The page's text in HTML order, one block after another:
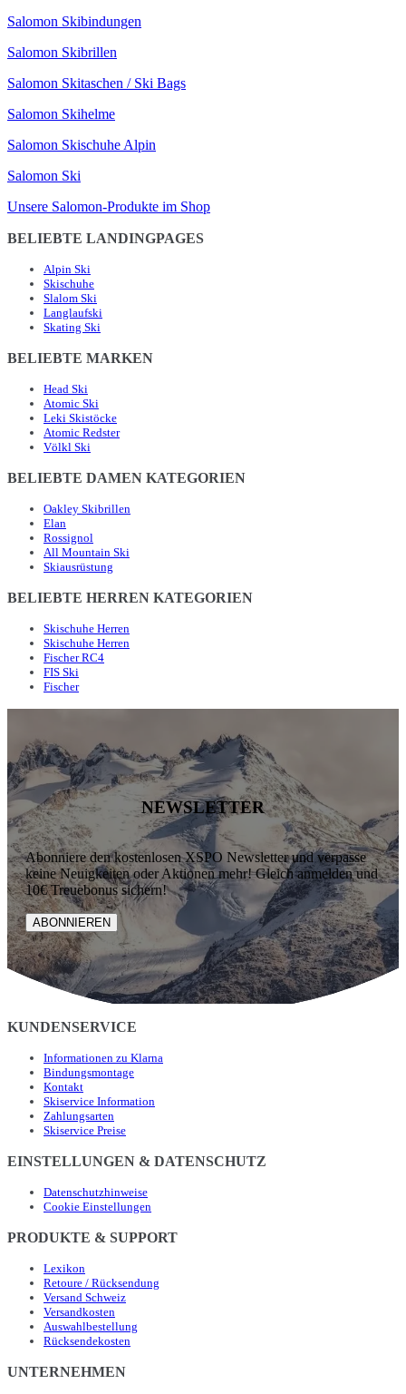
Salomon Skibindungen
Salomon Skibrillen
Salomon Skitaschen / Ski Bags
Salomon Skihelme
Salomon Skischuhe Alpin
Salomon Ski
Unsere Salomon-Produkte im Shop
BELIEBTE LANDINGPAGES
Alpin Ski
Skischuhe
Slalom Ski
Langlaufski
Skating Ski
BELIEBTE MARKEN
Head Ski
Atomic Ski
Leki Skistöcke
Atomic Redster
Völkl Ski
BELIEBTE DAMEN KATEGORIEN
Oakley Skibrillen
Elan
Rossignol
All Mountain Ski
Skiausrüstung
BELIEBTE HERREN KATEGORIEN
Skischuhe Herren
Skischuhe Herren
Fischer RC4
FIS Ski
Fischer
NEWSLETTER
Abonniere den kostenlosen XSPO Newsletter und verpasse
keine Neuigkeiten oder Aktionen mehr! Gleich anmelden und
10€ Treuebonus sichern!
ABONNIEREN
KUNDENSERVICE
Informationen zu Klarna
Bindungsmontage
Kontakt
Skiservice Information
Zahlungsarten
Skiservice Preise
EINSTELLUNGEN & DATENSCHUTZ
Datenschutzhinweise
Cookie Einstellungen
PRODUKTE & SUPPORT
Lexikon
Retoure / Rücksendung
Versand Schweiz
Versandkosten
Auswahlbestellung
Rücksendekosten
UNTERNEHMEN